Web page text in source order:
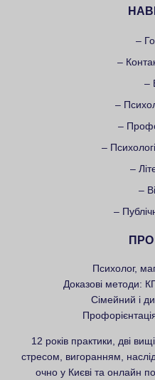
–
–
–
–
–
–
–
–
–
Психолог,
Доказові методи:
Сімейний і
12 років практики, дві
стресом, вигоранням,
очно у Києві та онлайн